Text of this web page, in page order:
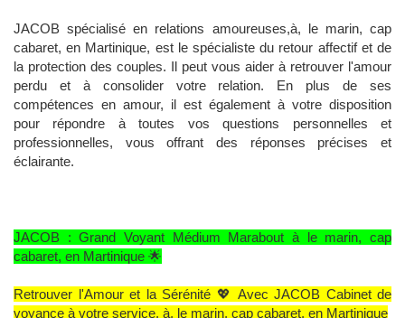
JACOB spécialisé en relations amoureuses,à, le marin, cap
cabaret, en Martinique, est le spécialiste du retour affectif et de
la protection des couples. Il peut vous aider à retrouver l'amour
perdu et à consolider votre relation. En plus de ses
compétences en amour, il est également à votre disposition
pour répondre à toutes vos questions personnelles et
professionnelles, vous offrant des réponses précises et
éclairante.
JACOB : Grand Voyant Médium Marabout à le marin, cap
cabaret, en Martinique 🌟
Retrouver l'Amour et la Sérénité 💖 Avec JACOB Cabinet de
voyance à votre service, à, le marin, cap cabaret, en Martinique